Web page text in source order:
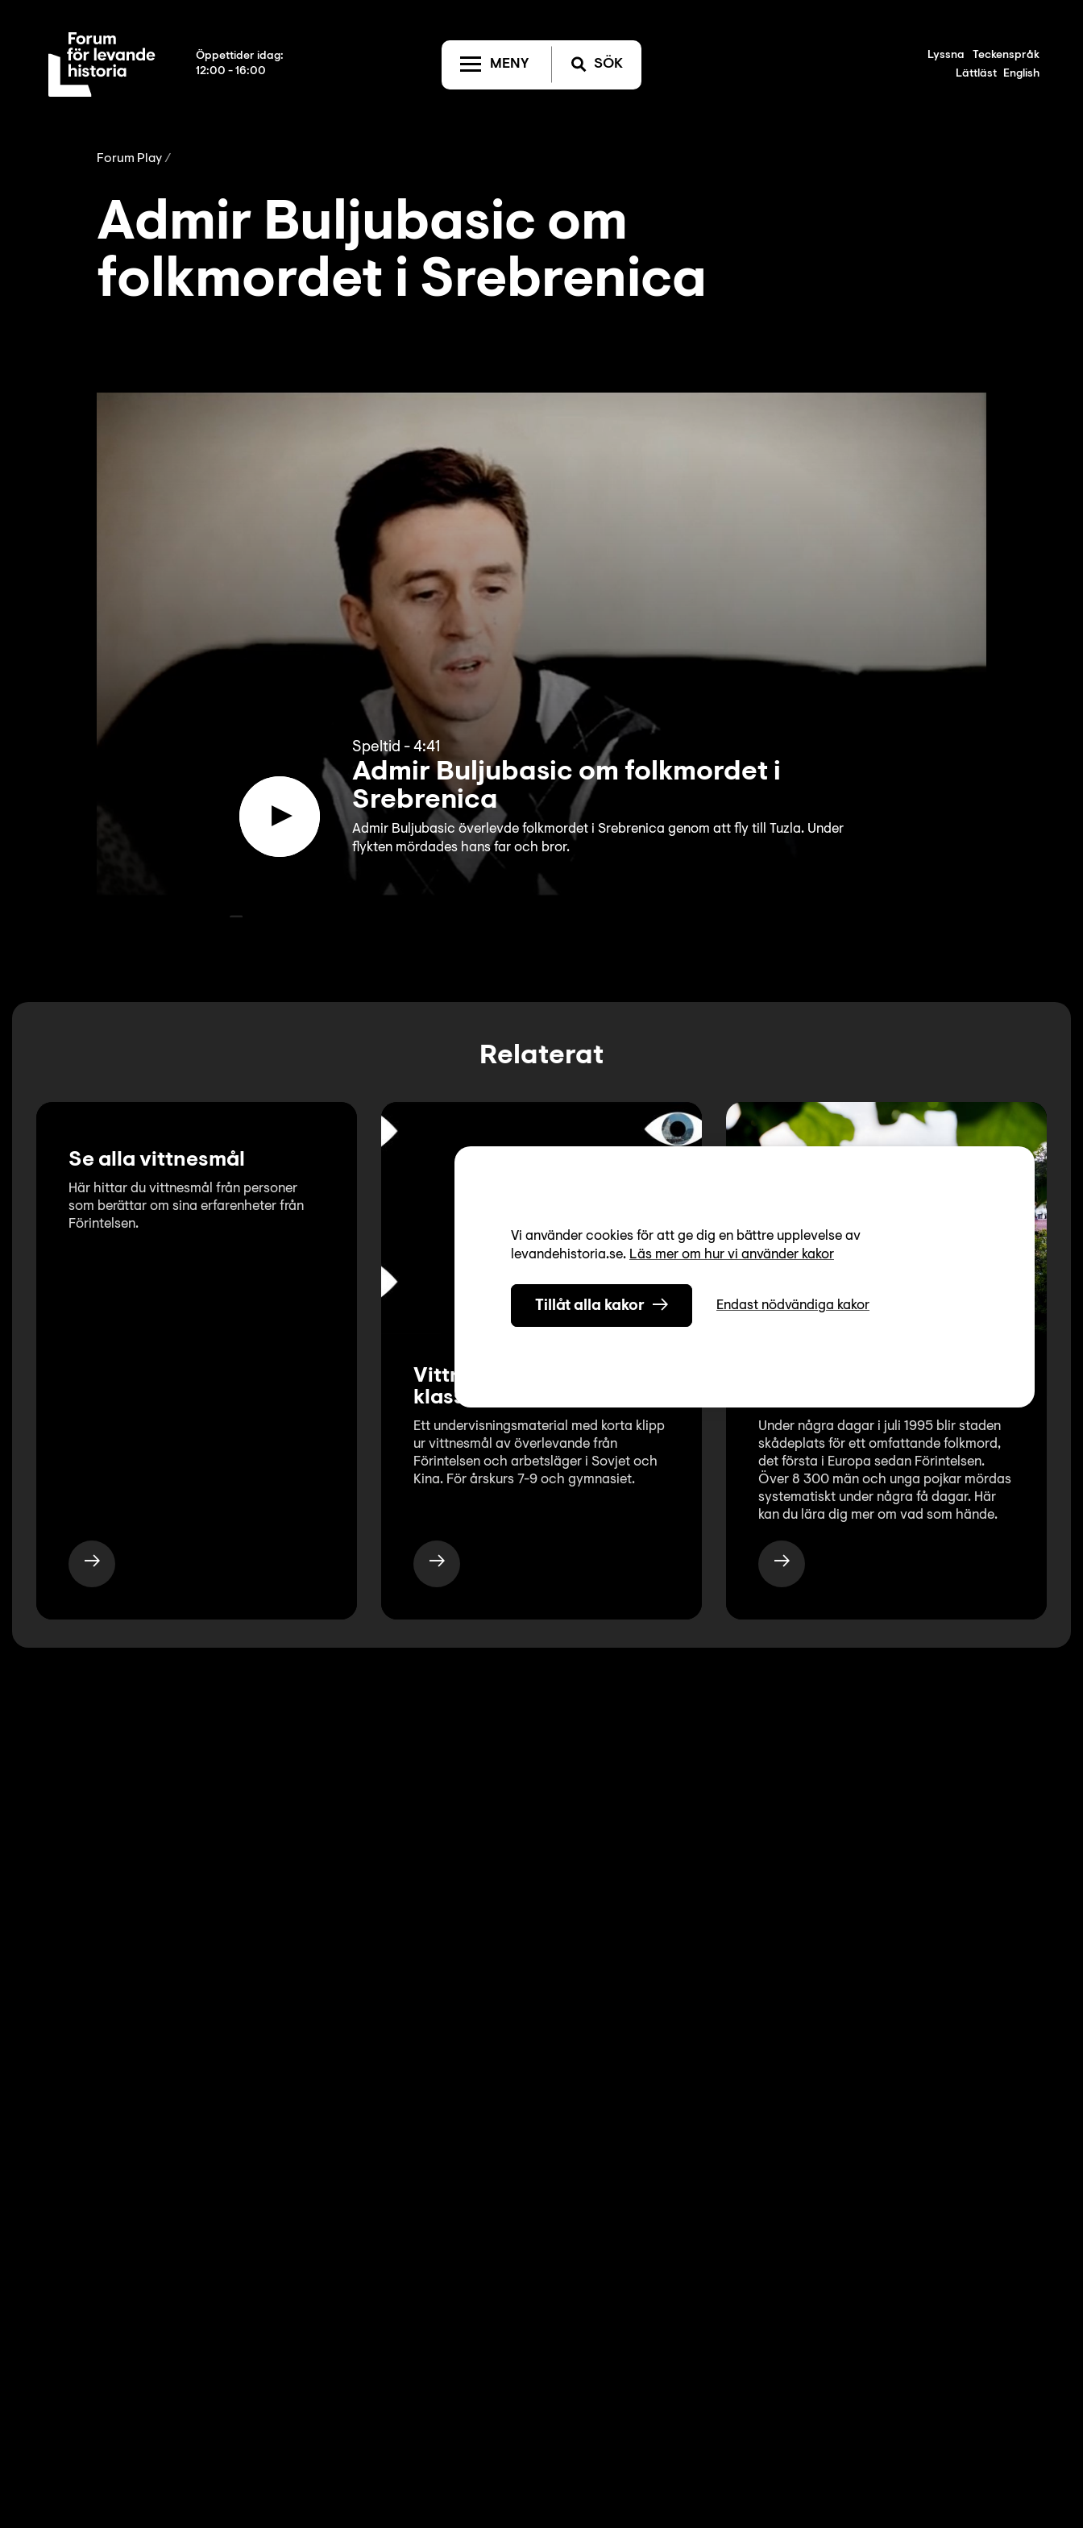
Öppettider idag:
12:00 - 16:00
MENY SÖK
Lyssna
Teckenspråk
Lättläst
English
Vi använder cookies för att ge dig en bättre upplevelse av
levandehistoria.se. Läs mer om hur vi använder kakor
Tillåt alla kakor Endast nödvändiga kakor
Forum Play
Admir Buljubasic om
folkmordet i Srebrenica
Speltid - 4:41
Admir Buljubasic om folkmordet i
Srebrenica
Admir Buljubasic överlevde folkmordet i Srebrenica genom att fly till Tuzla. Under
flykten mördades hans far och bror.
Relaterat
Se alla vittnesmål
Här hittar du vittnesmål från personer
som berättar om sina erfarenheter från
Förintelsen.
Vittnesmål med
klassrumsövningar
Ett undervisningsmaterial med korta klipp
ur vittnesmål av överlevande från
Förintelsen och arbetsläger i Sovjet och
Kina. För årskurs 7-9 och gymnasiet.
Under några dagar i juli 1995 blir staden
skådeplats för ett omfattande folkmord,
det första i Europa sedan Förintelsen.
Över 8 300 män och unga pojkar mördas
systematiskt under några få dagar. Här
kan du lära dig mer om vad som hände.